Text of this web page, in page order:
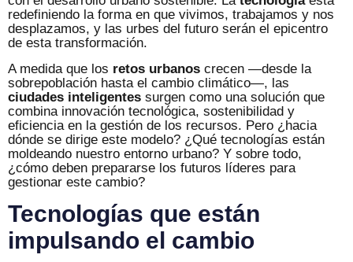
redefiniendo la forma en que vivimos, trabajamos y nos
desplazamos, y las urbes del futuro serán el epicentro
de esta transformación.
A medida que los retos urbanos crecen —desde la
sobrepoblación hasta el cambio climático—, las
ciudades inteligentes surgen como una solución que
combina innovación tecnológica, sostenibilidad y
eficiencia en la gestión de los recursos. Pero ¿hacia
dónde se dirige este modelo? ¿Qué tecnologías están
moldeando nuestro entorno urbano? Y sobre todo,
¿cómo deben prepararse los futuros líderes para
gestionar este cambio?
Tecnologías que están
impulsando el cambio